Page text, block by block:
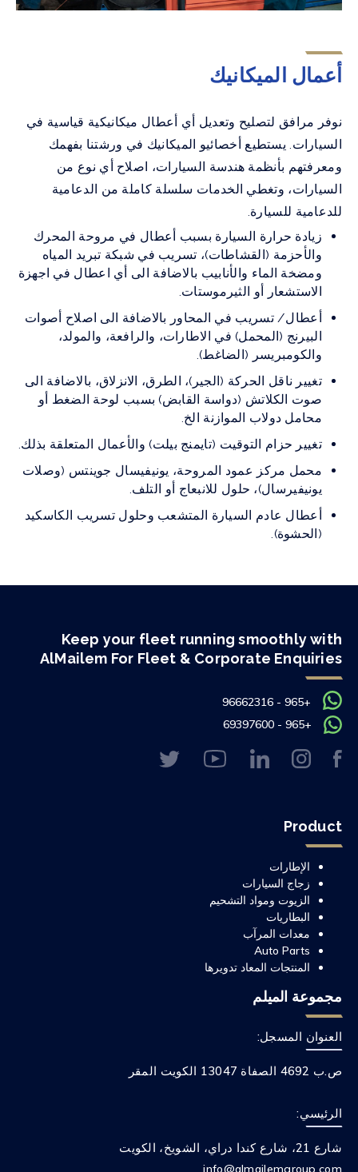
أعمال الميكانيك
نوفر مرافق لتصليح وتعديل أي أعطال ميكانيكية قياسية في
السيارات. يستطيع أخصائيو الميكانيك في ورشتنا بفهمك
ومعرفتهم بأنظمة هندسة السيارات، اصلاح أي نوع من
السيارات، وتغطي الخدمات سلسلة كاملة من الدعامية
للدعامية للسيارة.
زيادة حرارة السيارة بسبب أعطال في مروحة المحرك
والأحزمة (القشاطات)، تسريب في شبكة تبريد المياه
ومضخة الماء والأنابيب بالاضافة الى أي اعطال في اجهزة
الاستشعار أو الثيرموستات.
أعطال/ تسريب في المحاور بالاضافة الى اصلاح أصوات
البيرنج (المحمل) في الاطارات، والرافعة، والمولد،
والكومبريسر (الضاغط).
تغيير ناقل الحركة (الجير)، الطرق، الانزلاق، بالاضافة الى
صوت الكلاتش (دواسة القابض) بسبب لوحة الضغط أو
محامل دولاب الموازنة الخ.
تغيير حزام التوقيت (تايمنج بيلت) والأعمال المتعلقة بذلك.
محمل مركز عمود المروحة، يونيفيسال جوينتس (وصلات
يونيفيرسال)، حلول للانبعاج أو التلف.
أعطال عادم السيارة المتشعب وحلول تسريب الكاسكيد
(الحشوة).
Keep your fleet running smoothly with
AlMailem For Fleet & Corporate Enquiries
+965 - 96662316
+965 - 69397600
Product
الإطارات
زجاج السيارات
الزيوت ومواد التشحيم
البطاريات
معدات المرآب
Auto Parts
المنتجات المعاد تدويرها
مجموعة الميلم
العنوان المسجل:
ص.ب 4692 الصفاة 13047 الكويت المقر
الرئيسي:
شارع 21، شارع كندا دراي، الشويخ، الكويت
info@almailemgroup.com